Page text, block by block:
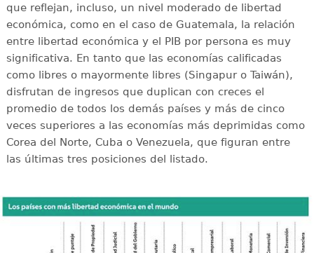
que reflejan, incluso, un nivel moderado de libertad
económica, como en el caso de Guatemala, la relación
entre libertad económica y el PIB por persona es muy
significativa. En tanto que las economías calificadas
como libres o mayormente libres (Singapur o Taiwán),
disfrutan de ingresos que duplican con creces el
promedio de todos los demás países y más de cinco
veces superiores a las economías más deprimidas como
Corea del Norte, Cuba o Venezuela, que figuran entre
las últimas tres posiciones del listado.